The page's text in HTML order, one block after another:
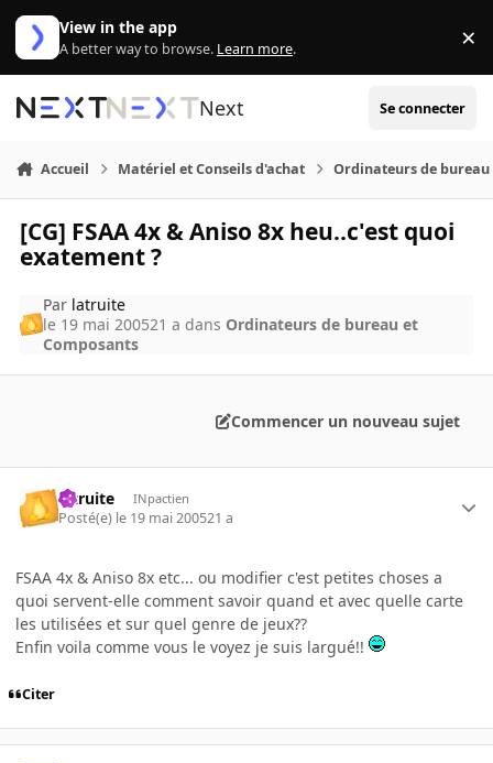
Aller au contenu
View in the app
A better way to browse. Learn more. ×
Next Se connecter
Accueil Matériel et Conseils d'achat Ordinateurs de bureau
[CG] FSAA 4x & Aniso 8x heu..c'est quoi
exatement ?
Par latruite
le 19 mai 200521 a dans Ordinateurs de bureau et
Composants
Commencer un nouveau sujet
latruite INpactien
Posté(e) le 19 mai 200521 a
FSAA 4x & Aniso 8x etc... ou modifier c'est petites choses a
quoi servent-elle comment savoir quand et avec quelle carte
les utilisées et sur quel genre de jeux??
Enfin voila comme vous le voyez je suis largué!!
Citer